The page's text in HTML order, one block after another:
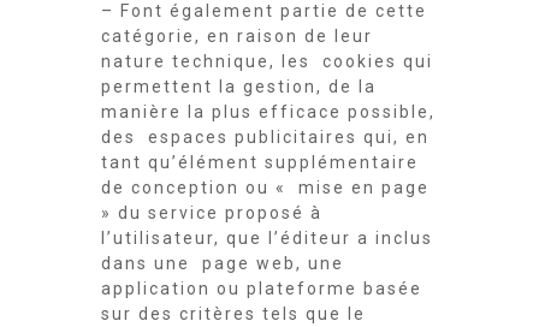
– Font également partie de cette
catégorie, en raison de leur
nature technique, les cookies qui
permettent la gestion, de la
manière la plus efficace possible,
des espaces publicitaires qui, en
tant qu’élément supplémentaire
de conception ou « mise en page
» du service proposé à
l’utilisateur, que l’éditeur a inclus
dans une page web, une
application ou plateforme basée
sur des critères tels que le